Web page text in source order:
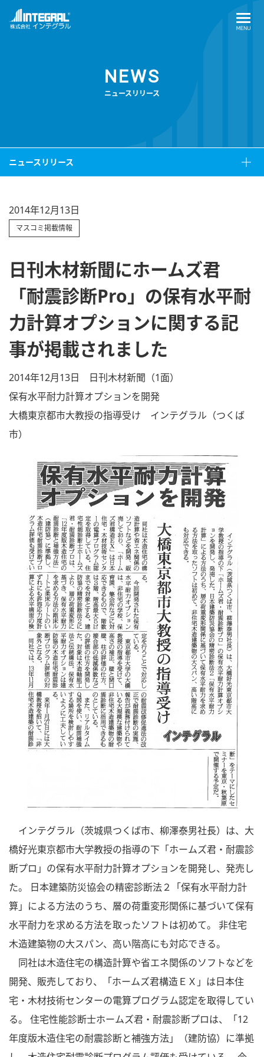
NEWS
ニュースリリース
ニュースリリース
2014年12月13日
マスコミ掲載情報
日刊木材新聞にホームズ君
「耐震診断Pro」の保有水平耐
力計算オプションに関する記
事が掲載されました
2014年12月13日 日刊木材新聞（1面）
保有水平耐力計算オプションを開発
大橋東京都市大教授の指導受け インテグラル（つくば
市）
インテグラル（茨城県つくば市、柳澤泰男社長）は、大
橋好光東京都市大学教授の指導の下「ホームズ君・耐震診
断プロ」の保有水平耐力計算オプションを開発し、発売し
た。 日本建築防災協会の精密診断法２「保有水平耐力計
算」による方法のうち、層の荷重変形関係に基づいて保有
水平耐力を求める方法を取ったソフトは初めて。 非住宅
木造建築物の大スパン、高い階高にも対応できる。
同社は木造住宅の構造計算や省エネ関係のソフトなどを
開発、販売しており、「ホームズ君構造ＥＸ」は日本住
宅・木材技術センターの電算プログラム認定を取得してい
る。 住宅性能診断士ホームズ君・耐震診断プロは、「12
年度版木造住宅の耐震診断と補強方法」（建防協）に準拠